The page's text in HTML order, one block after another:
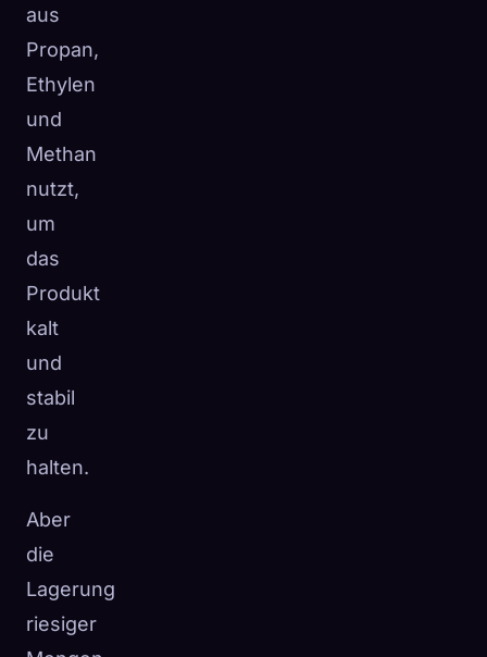
aus
Propan,
Ethylen
und
Methan
nutzt,
um
das
Produkt
kalt
und
stabil
zu
halten.
Aber
die
Lagerung
riesiger